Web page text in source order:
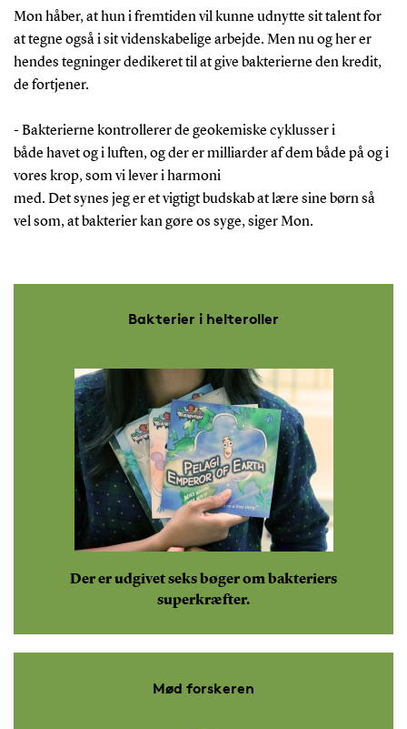
Mon håber, at hun i fremtiden vil kunne udnytte sit talent for
at tegne også i sit videnskabelige arbejde. Men nu og her er
hendes tegninger dedikeret til at give bakterierne den kredit,
de fortjener.
- Bakterierne kontrollerer de geokemiske cyklusser i
både havet og i luften, og der er milliarder af dem både på og i
vores krop, som vi lever i harmoni
med. Det synes jeg er et vigtigt budskab at lære sine børn så
vel som, at bakterier kan gøre os syge, siger Mon.
Bakterier i helteroller
Der er udgivet seks bøger om bakteriers
superkræfter.
Mød forskeren